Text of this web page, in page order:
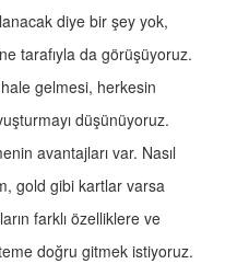
diye bir şey yok,
tarafıyla da görüşüyoruz.
gelmesi, herkesin
düşünüyoruz.
avantajları var. Nasıl
gold gibi kartlar varsa
farklı özelliklere ve
doğru gitmek istiyoruz.